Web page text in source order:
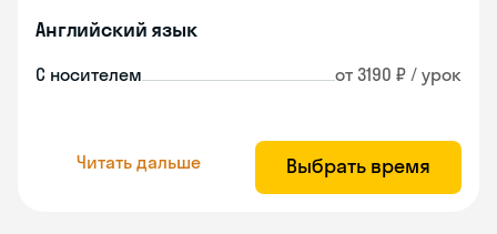
Английский язык
С носителем от 3190 ₽ / урок
Читать дальше Выбрать время